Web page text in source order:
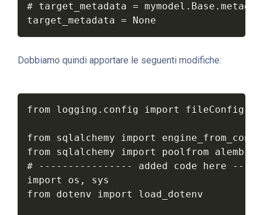
# target_metadata =
target_metadata = None
Dobbiamo quindi apportare le seguenti modifiche:
from logging.config import fileConfig
from sqlalchemy import
from sqlalchemy import poolfrom
# ---------------- added code here
import os, sys
from dotenv import load_dotenv